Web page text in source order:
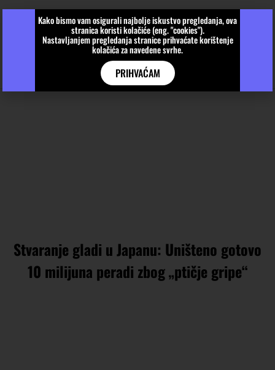
Stvaranje gladi u Japanu: Uništeno gotovo
10 milijuna peradi zbog „ptičje gripe“
Kako bismo vam osigurali najbolje iskustvo pregledanja, ova
stranica koristi kolačiće (eng. "cookies").
Nastavljanjem pregledanja stranice prihvaćate korištenje
kolačića za navedene svrhe.
PRIHVAĆAM